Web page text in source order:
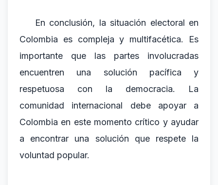
En conclusión, la situación electoral en
Colombia es compleja y multifacética. Es
importante que las partes involucradas
encuentren una solución pacífica y
respetuosa con la democracia. La
comunidad internacional debe apoyar a
Colombia en este momento crítico y ayudar
a encontrar una solución que respete la
voluntad popular.